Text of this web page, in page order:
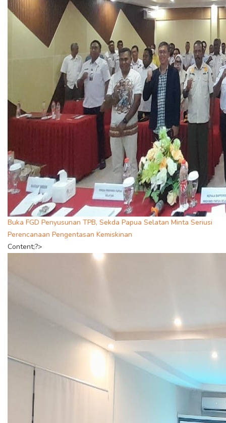
Buka FGD Penyusunan TPB, Sekda Papua Selatan Minta Seriusi
Perencanaan Pengentasan Kemiskinan
Content;?>